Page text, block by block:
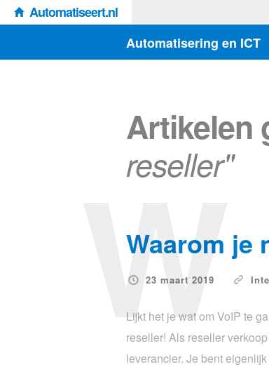
Automatiseert.nl
Automatisering en ICT
Artikelen
reseller"
Waarom je
23 maart 2019
W
Lijkt het je wat om VoIP te
reseller! Als reseller
leverancier. Je bent